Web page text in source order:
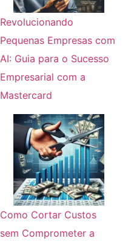
Revolucionando
Pequenas Empresas com
AI: Guia para o Sucesso
Empresarial com a
Mastercard
Como Cortar Custos
sem Comprometer a